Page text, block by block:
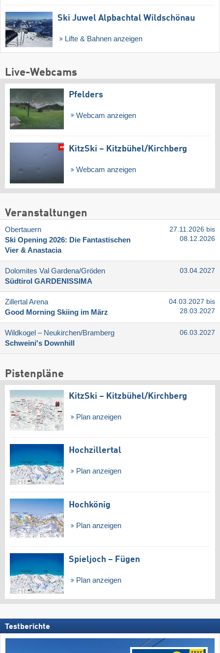
Ski Juwel Alpbachtal Wildschönau
Lifte & Bahnen anzeigen
Live-Webcams
Pfelders
Webcam anzeigen
KitzSki – Kitzbühel/​Kirchberg
Webcam anzeigen
Veranstaltungen
Obertauern
Ski Opening 2026: Die Fantastischen
Vier & Anastacia
27.11.2026 bis
08.12.2026
Dolomites Val Gardena/​Gröden
Südtirol GARDENISSIMA
03.04.2027
Zillertal Arena
Good Morning Skiing im März
04.03.2027 bis
28.03.2027
Wildkogel – Neukirchen/​Bramberg
Schweini's Downhill
06.03.2027
Pistenpläne
KitzSki – Kitzbühel/​Kirchberg
Plan anzeigen
Hochzillertal
Plan anzeigen
Hochkönig
Plan anzeigen
Spieljoch – Fügen
Plan anzeigen
Testberichte